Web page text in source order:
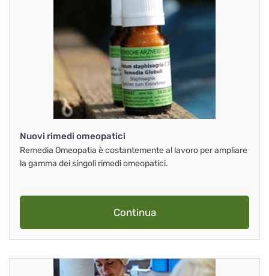
Nuovi rimedi omeopatici
Remedia Omeopatia è costantemente al lavoro per ampliare
la gamma dei singoli rimedi omeopatici.
Continua